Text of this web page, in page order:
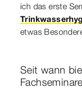
ich das erste
etwas
Seit wann